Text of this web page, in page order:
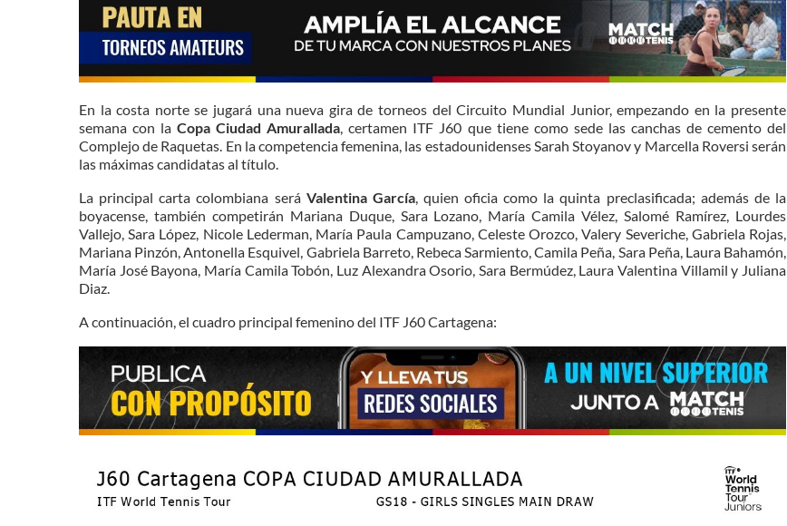
En la costa norte se jugará una nueva gira de torneos del Circuito Mundial Junior, empezando en la presente
semana con laCopa Ciudad Amurallada, certamen ITF J60 que tiene como sede las canchas de cemento del
Complejo de Raquetas. En la competencia femenina, las estadounidenses Sarah Stoyanov y Marcella Roversi serán
las máximas candidatas al título.
La principal carta colombiana será Valentina García, quien oficia como la quinta preclasificada; además de la
boyacense, también competirán Mariana Duque, Sara Lozano, María Camila Vélez, Salomé Ramírez, Lourdes
Vallejo, Sara López, Nicole Lederman, María Paula Campuzano, Celeste Orozco, Valery Severiche, Gabriela Rojas,
Mariana Pinzón, Antonella Esquivel, Gabriela Barreto, Rebeca Sarmiento, Camila Peña, Sara Peña, Laura Bahamón,
María José Bayona, María Camila Tobón, Luz Alexandra Osorio, Sara Bermúdez, Laura Valentina Villamil y Juliana
Diaz.
A continuación, el cuadro principal femenino del ITF J60 Cartagena: